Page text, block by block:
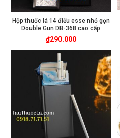
Hộp thuốc lá 14 điếu esse nhỏ gọn
Double Gun DB-368 cao cấp
₫290.000